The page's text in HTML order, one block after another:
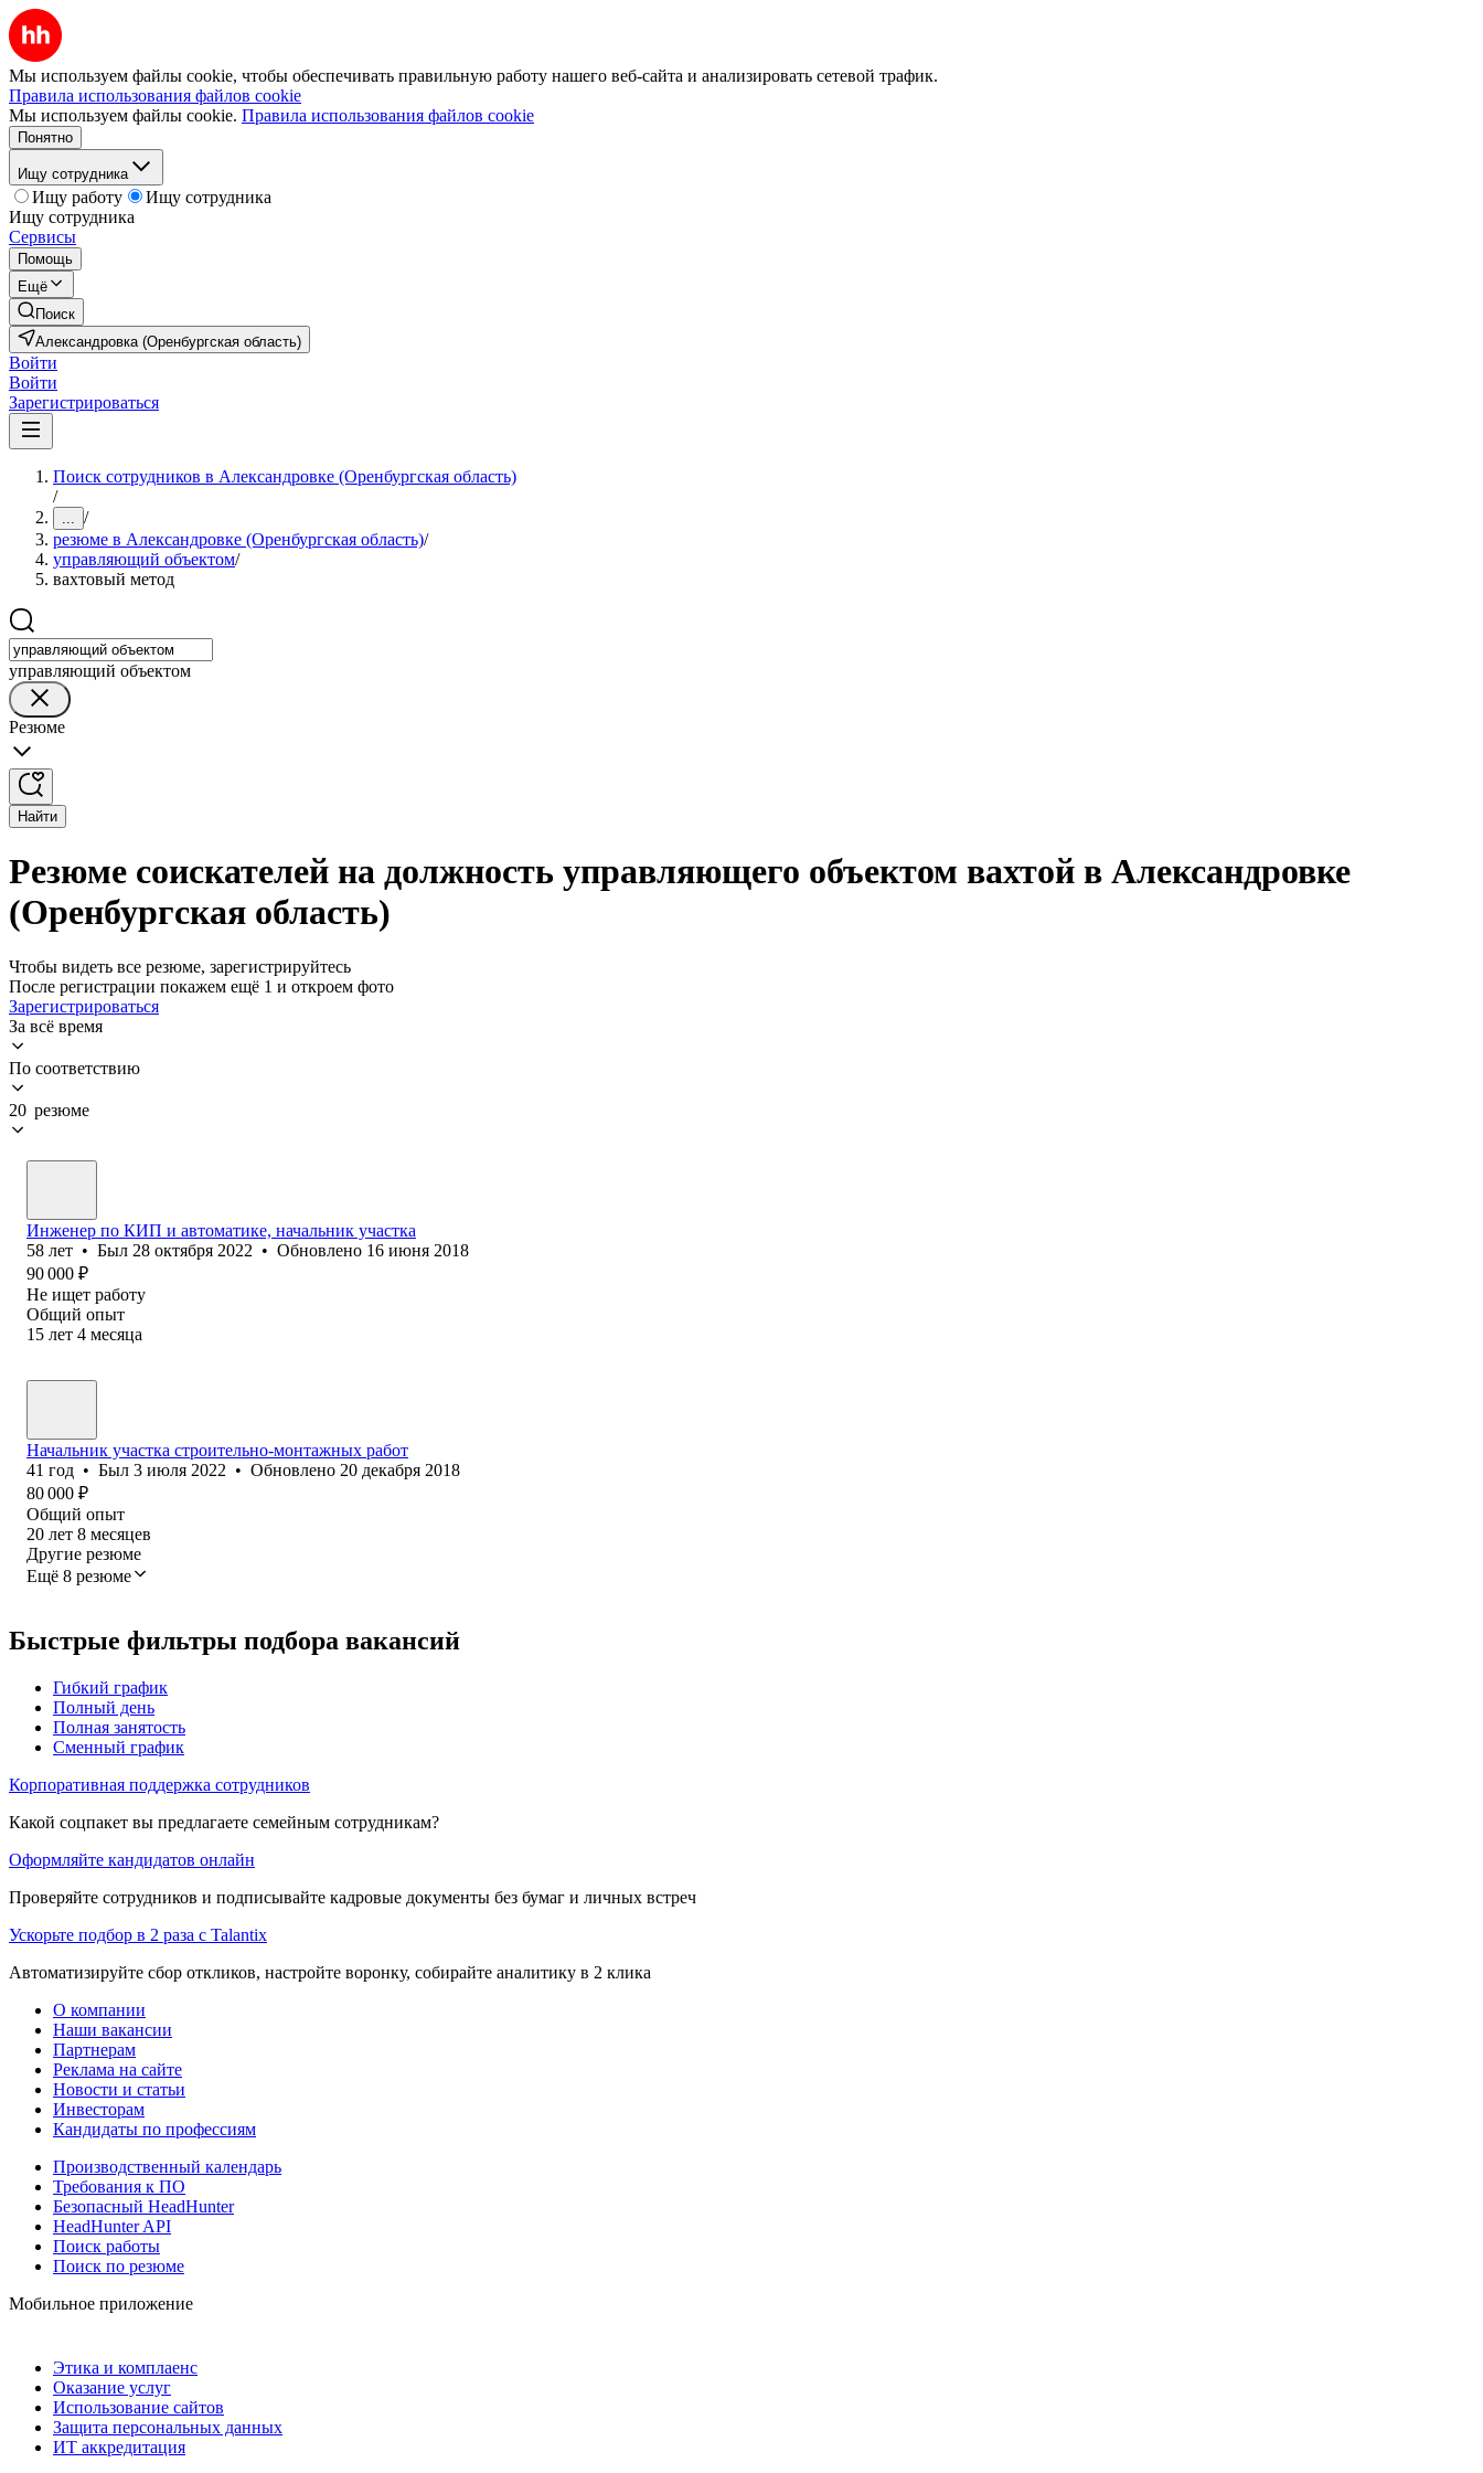
Мы используем файлы cookie, чтобы обеспечивать правильную работу нашего веб-сайта и анализировать сетевой трафик.
Правила использования файлов cookie
Мы используем файлы cookie. Правила использования файлов cookie
Понятно
Ищу сотрудника
Ищу работу
Ищу сотрудника
Ищу сотрудника
Сервисы
Помощь
Ещё
Поиск
Александровка (Оренбургская область)
Войти
Войти
Зарегистрироваться
Поиск сотрудников в Александровке (Оренбургская область)
/
... /
резюме в Александровке (Оренбургская область)/
управляющий объектом/
вахтовый метод
управляющий объектом
Резюме
Найти
Резюме соискателей на должность управляющего объектом вахтой в Александровке
(Оренбургская область)
Чтобы видеть все резюме, зарегистрируйтесь
После регистрации покажем ещё 1 и откроем фото
Зарегистрироваться
За всё время
По соответствию
20 резюме
Инженер по КИП и автоматике, начальник участка
58 лет • Был 28 октября 2022 • Обновлено 16 июня 2018
90 000 ₽
Не ищет работу
Общий опыт
15 лет 4 месяца
Начальник участка строительно-монтажных работ
41 год • Был 3 июля 2022 • Обновлено 20 декабря 2018
80 000 ₽
Общий опыт
20 лет 8 месяцев
Другие резюме
Ещё 8 резюме
Быстрые фильтры подбора вакансий
Гибкий график
Полный день
Полная занятость
Сменный график
Корпоративная поддержка сотрудников
Какой соцпакет вы предлагаете семейным сотрудникам?
Оформляйте кандидатов онлайн
Проверяйте сотрудников и подписывайте кадровые документы без бумаг и личных встреч
Ускорьте подбор в 2 раза с Talantix
Автоматизируйте сбор откликов, настройте воронку, собирайте аналитику в 2 клика
О компании
Наши вакансии
Партнерам
Реклама на сайте
Новости и статьи
Инвесторам
Кандидаты по профессиям
Производственный календарь
Требования к ПО
Безопасный HeadHunter
HeadHunter API
Поиск работы
Поиск по резюме
Мобильное приложение
Этика и комплаенс
Оказание услуг
Использование сайтов
Защита персональных данных
ИТ аккредитация